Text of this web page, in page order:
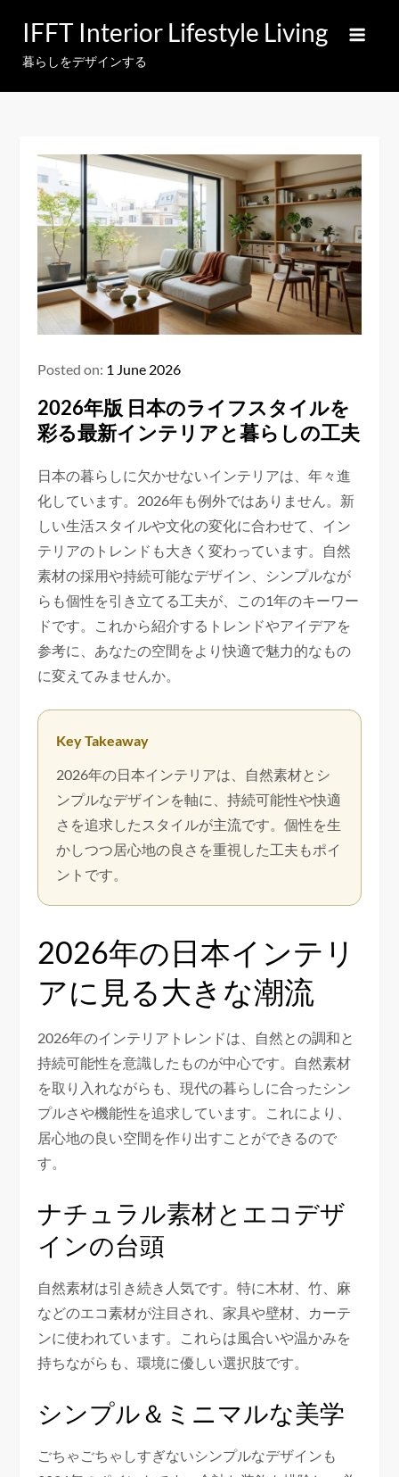
content
IFFT Interior Lifestyle Living
暮らしをデザインする
Posted on: 1 June 2026
2026年版 日本のライフスタイルを
彩る最新インテリアと暮らしの工夫
日本の暮らしに欠かせないインテリアは、年々進
化しています。2026年も例外ではありません。新
しい生活スタイルや文化の変化に合わせて、イン
テリアのトレンドも大きく変わっています。自然
素材の採用や持続可能なデザイン、シンプルなが
らも個性を引き立てる工夫が、この1年のキーワー
ドです。これから紹介するトレンドやアイデアを
参考に、あなたの空間をより快適で魅力的なもの
に変えてみませんか。
Key Takeaway
2026年の日本インテリアは、自然素材とシ
ンプルなデザインを軸に、持続可能性や快適
さを追求したスタイルが主流です。個性を生
かしつつ居心地の良さを重視した工夫もポイ
ントです。
2026年の日本インテリ
アに見る大きな潮流
2026年のインテリアトレンドは、自然との調和と
持続可能性を意識したものが中心です。自然素材
を取り入れながらも、現代の暮らしに合ったシン
プルさや機能性を追求しています。これにより、
居心地の良い空間を作り出すことができるので
す。
ナチュラル素材とエコデザ
インの台頭
自然素材は引き続き人気です。特に木材、竹、麻
などのエコ素材が注目され、家具や壁材、カーテ
ンに使われています。これらは風合いや温かみを
持ちながらも、環境に優しい選択肢です。
シンプル＆ミニマルな美学
ごちゃごちゃしすぎないシンプルなデザインも